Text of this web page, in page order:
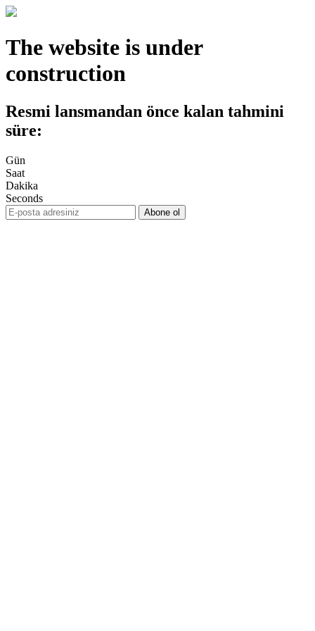
The website is under
construction
Resmi lansmandan önce kalan tahmini
süre:
Gün
Saat
Dakika
Seconds